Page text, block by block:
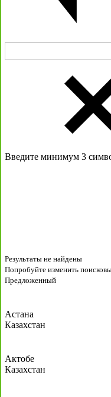
Введите минимум 3
Результаты не найдены
Попробуйте изменить
Предложенный
Астана
Казахстан
Актобе
Казахстан